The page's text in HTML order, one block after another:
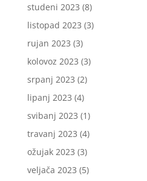
studeni 2023 (8)
listopad 2023 (3)
rujan 2023 (3)
kolovoz 2023 (3)
srpanj 2023 (2)
lipanj 2023 (4)
svibanj 2023 (1)
travanj 2023 (4)
ožujak 2023 (3)
veljača 2023 (5)